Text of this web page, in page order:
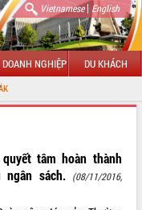
Vietnamese| English
DOANH NGHIỆP DU KHÁCH
tâm hoàn thành
sách. (08/11/2016,